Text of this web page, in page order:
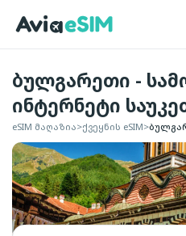
ბულგარეთი -
ინტერნეტი
eSIM მაღაზია>ქვეყნის eSIM>